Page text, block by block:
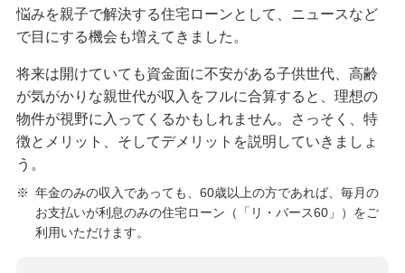
お客さまサポート
みずほ銀行について
悩みを親子で解決する住宅ローンとして、ニュースなど
で目にする機会も増えてきました。
将来は開けていても資金面に不安がある子供世代、高齢
が気がかりな親世代が収入をフルに合算すると、理想の
物件が視野に入ってくるかもしれません。さっそく、特
徴とメリット、そしてデメリットを説明していきましょ
う。
※ 年金のみの収入であっても、60歳以上の方であれば、毎月の
お支払いが利息のみの住宅ローン（「リ・バース60」）をご
利用いただけます。